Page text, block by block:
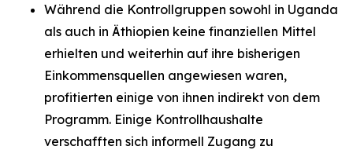
Während die Kontrollgruppen sowohl in Uganda
als auch in Äthiopien keine finanziellen Mittel
erhielten und weiterhin auf ihre bisherigen
Einkommensquellen angewiesen waren,
profitierten einige von ihnen indirekt von dem
Programm. Einige Kontrollhaushalte
verschafften sich informell Zugang zu